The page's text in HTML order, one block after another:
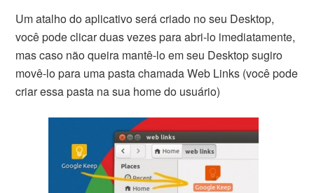
Um atalho do aplicativo será criado no seu Desktop,
você pode clicar duas vezes para abri-lo imediatamente,
mas caso não queira mantê-lo em seu Desktop sugiro
movê-lo para uma pasta chamada Web Links (você pode
criar essa pasta na sua home do usuário)